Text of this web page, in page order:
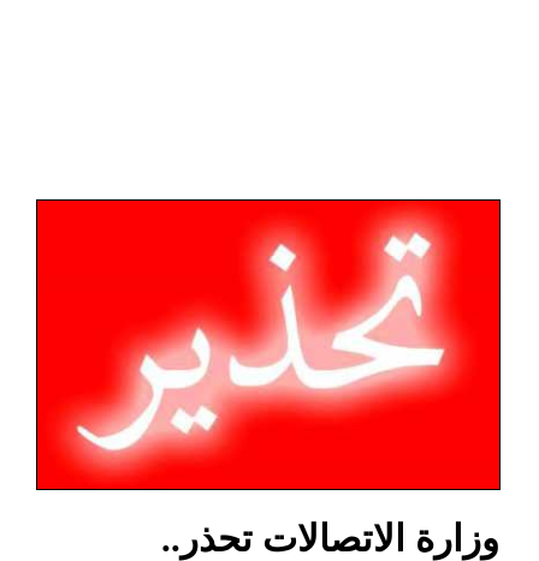
وزارة الاتصالات تحذر..